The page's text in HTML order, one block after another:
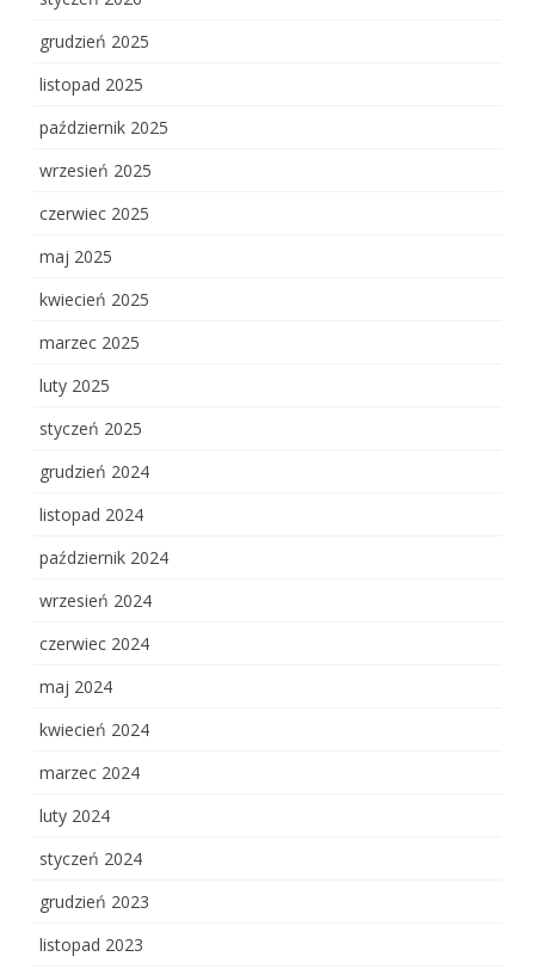
grudzień 2025
listopad 2025
październik 2025
wrzesień 2025
czerwiec 2025
maj 2025
kwiecień 2025
marzec 2025
luty 2025
styczeń 2025
grudzień 2024
listopad 2024
październik 2024
wrzesień 2024
czerwiec 2024
maj 2024
kwiecień 2024
marzec 2024
luty 2024
styczeń 2024
grudzień 2023
listopad 2023